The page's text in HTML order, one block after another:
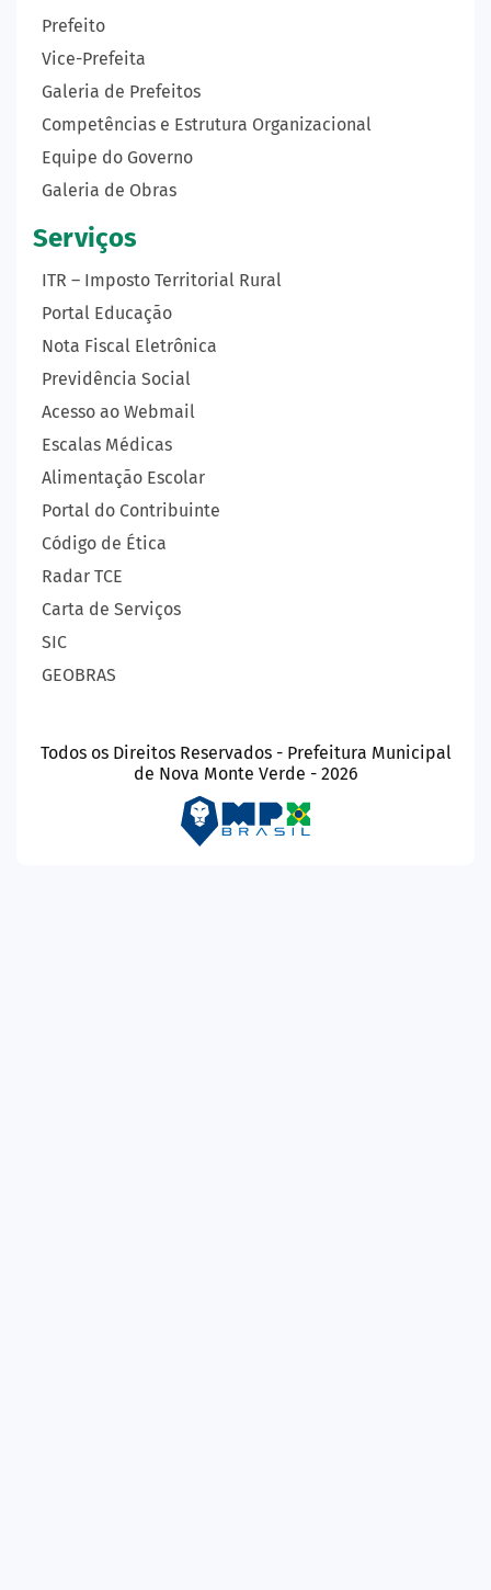
Prefeito
Vice-Prefeita
Galeria de Prefeitos
Competências e Estrutura Organizacional
Equipe do Governo
Galeria de Obras
Serviços
ITR – Imposto Territorial Rural
Portal Educação
Nota Fiscal Eletrônica
Previdência Social
Acesso ao Webmail
Escalas Médicas
Alimentação Escolar
Portal do Contribuinte
Código de Ética
Radar TCE
Carta de Serviços
SIC
GEOBRAS
Todos os Direitos Reservados - Prefeitura Municipal
de Nova Monte Verde - 2026